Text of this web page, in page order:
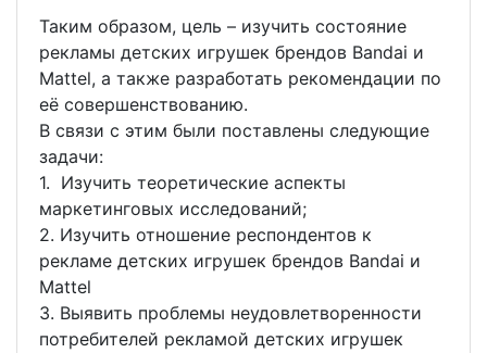
Таким образом, цель – изучить состояние
рекламы детских игрушек брендов Bandai и
Mattel, а также разработать рекомендации по
её совершенствованию.
В связи с этим были поставлены следующие
задачи:
1. Изучить теоретические аспекты
маркетинговых исследований;
2. Изучить отношение респондентов к
рекламе детских игрушек брендов Bandai и
Mattel
3. Выявить проблемы неудовлетворенности
потребителей рекламой детских игрушек